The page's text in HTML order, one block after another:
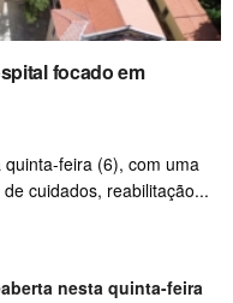
focado em
feira (6), com uma
cuidados, reabilitação...
nesta quinta-feira